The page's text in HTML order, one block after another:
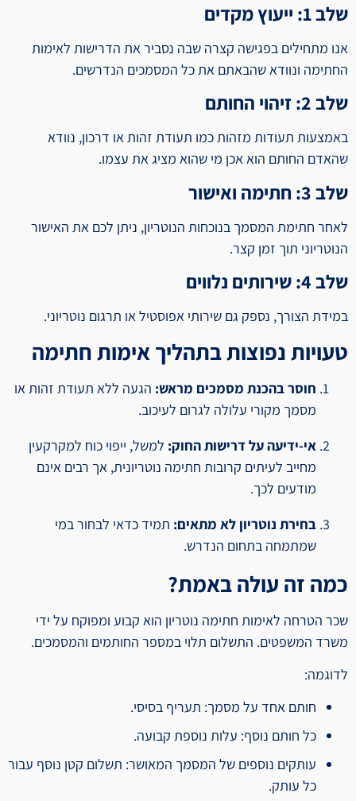
שלב 1: ייעוץ מקדים
אנו מתחילים בפגישה קצרה שבה נסביר את הדרישות לאימות
החתימה ונוודא שהבאתם את כל המסמכים הנדרשים.
שלב 2: זיהוי החותם
באמצעות תעודות מזהות כמו תעודת זהות או דרכון, נוודא
שהאדם החותם הוא אכן מי שהוא מציג את עצמו.
שלב 3: חתימה ואישור
לאחר חתימת המסמך בנוכחות הנוטריון, ניתן לכם את האישור
הנוטריוני תוך זמן קצר.
שלב 4: שירותים נלווים
במידת הצורך, נספק גם שירותי אפוסטיל או תרגום נוטריוני.
טעויות נפוצות בתהליך אימות חתימה
חוסר בהכנת מסמכים מראש: הגעה ללא תעודת זהות או
מסמך מקורי עלולה לגרום לעיכוב.
אי-ידיעה על דרישות החוק: למשל, ייפוי כוח למקרקעין
מחייב לעיתים קרובות חתימה נוטריונית, אך רבים אינם
מודעים לכך.
בחירת נוטריון לא מתאים: תמיד כדאי לבחור במי
שמתמחה בתחום הנדרש.
כמה זה עולה באמת?
שכר הטרחה לאימות חתימה נוטריון הוא קבוע ומפוקח על ידי
משרד המשפטים. התשלום תלוי במספר החותמים והמסמכים.
לדוגמה:
חותם אחד על מסמך: תעריף בסיסי.
כל חותם נוסף: עלות נוספת קבועה.
עותקים נוספים של המסמך המאושר: תשלום קטן נוסף עבור
כל עותק.